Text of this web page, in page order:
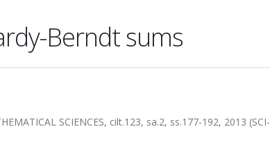
Berndt sums
SCIENCES, cilt.123, sa.2, ss.177-192, 2013 (SCI-